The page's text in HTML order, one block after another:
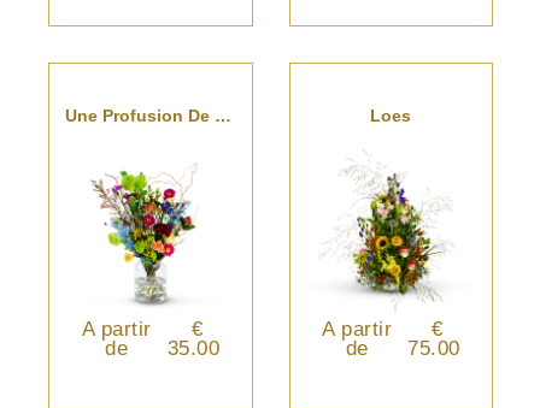
Une Profusion De Fleurs Colorées
A partir
de
€
35.00
Loes
A partir
de
€
75.00